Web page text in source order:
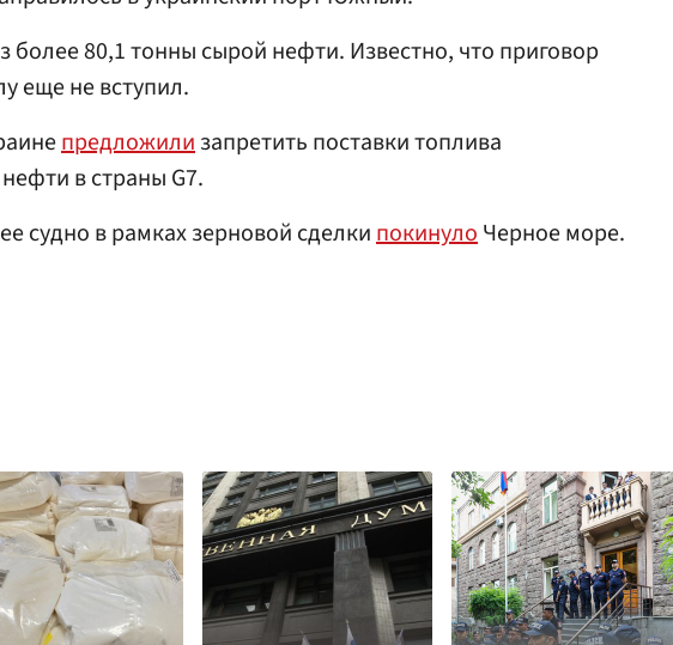
более 80,1 тонны сырой нефти. Известно, что приговор
еще не вступил.
предложилизапретить поставки топлива
в страны G7.
судно в рамках зерновой сделкипокинулоЧерное море.